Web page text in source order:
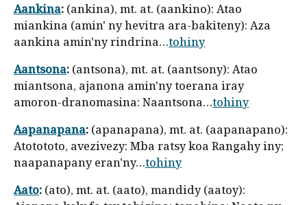
Aankina: (ankina), mt. at. (aankino): Atao
miankina (amin' ny hevitra ara-bakiteny): Aza
aankina amin'ny rindrina…tohiny
Aantsona: (antsona), mt. at. (aantsony): Atao
miantsona, ajanona amin'ny toerana iray
amoron-dranomasina: Naantsona…tohiny
Aapanapana: (apanapana), mt. at. (aapanapano):
Atotototo, avezivezy: Mba ratsy koa Rangahy iny;
naapanapany eran'ny…tohiny
Aato: (ato), mt. at. (aato), mandidy (aatoy):